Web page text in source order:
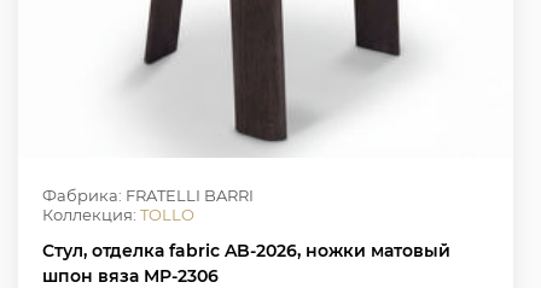
Фабрика: FRATELLI BARRI
Коллекция: TOLLO
Стул, отделка fabric AB-2026, ножки матовый
шпон вяза MP-2306